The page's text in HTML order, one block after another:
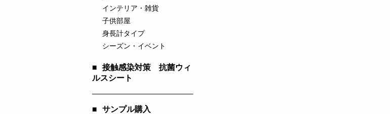
インテリア・雑貨
子供部屋
身長計タイプ
シーズン・イベント
■
接触感染対策 抗菌ウィ
ルスシート
■ サンプル購入